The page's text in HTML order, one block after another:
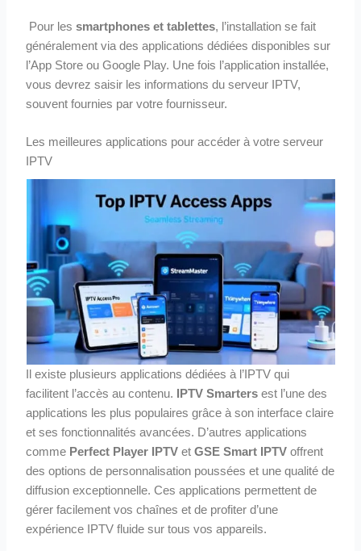
Pour lessmartphones et tablettes, l’installation se fait
généralement via des applications dédiées disponibles sur
l’App Store ou Google Play. Une fois l’application installée,
vous devrez saisir les informations du serveur IPTV,
souvent fournies par votre fournisseur.
Les meilleures applications pour accéder à votre serveur
IPTV
Il existe plusieurs applications dédiées à l’IPTV qui
facilitent l’accès au contenu.
IPTV Smarters est l’une des
applications les plus populaires grâce à son interface claire
et ses fonctionnalités avancées. D’autres applications
comme Perfect Player IPTV etGSE Smart IPTV offrent
des options de personnalisation poussées et une qualité de
diffusion exceptionnelle. Ces applications permettent de
gérer facilement vos chaînes et de profiter d’une
expérience IPTV fluide sur tous vos appareils.